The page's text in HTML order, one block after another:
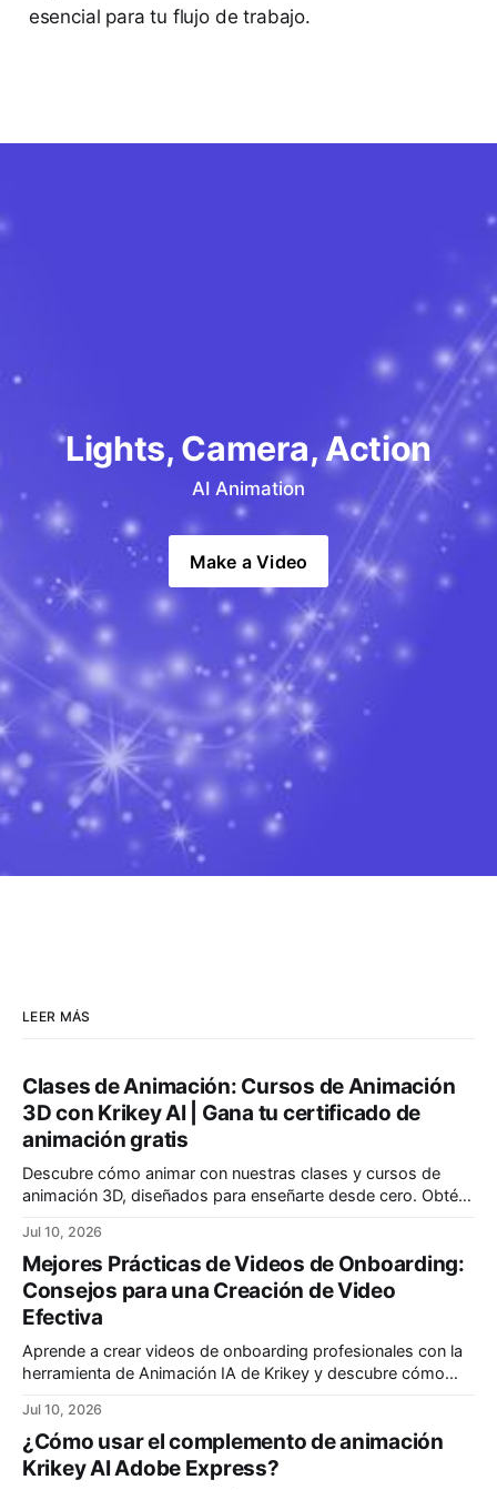
esencial para tu flujo de trabajo.
Lights, Camera, Action
AI Animation
Make a Video
LEER MÁS
Clases de Animación: Cursos de Animación
3D con Krikey AI | Gana tu certificado de
animación gratis
Descubre cómo animar con nuestras clases y cursos de
animación 3D, diseñados para enseñarte desde cero. Obtén
para principiantes y programas divertidos para niños.
Jul 10, 2026
Mejores Prácticas de Videos de Onboarding:
Consejos para una Creación de Video
Efectiva
Aprende a crear videos de onboarding profesionales con la
herramienta de Animación IA de Krikey y descubre cómo
de verdad.
Jul 10, 2026
¿Cómo usar el complemento de animación
Krikey AI Adobe Express?